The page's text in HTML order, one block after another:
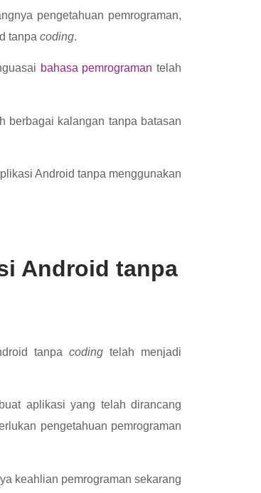
pengetahuan pemrograman,
tanpa coding.
bahasa pemrograman telah
berbagai kalangan tanpa batasan
Android tanpa menggunakan
Android tanpa
tanpa coding telah menjadi
aplikasi yang telah dirancang
pengetahuan pemrograman
keahlian pemrograman sekarang